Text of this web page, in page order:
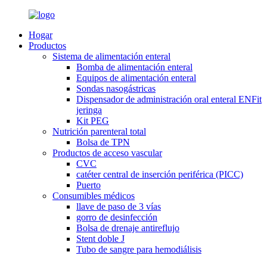
Hogar
Productos
Sistema de alimentación enteral
Bomba de alimentación enteral
Equipos de alimentación enteral
Sondas nasogástricas
Dispensador de administración oral enteral ENFit
jeringa
Kit PEG
Nutrición parenteral total
Bolsa de TPN
Productos de acceso vascular
CVC
catéter central de inserción periférica (PICC)
Puerto
Consumibles médicos
llave de paso de 3 vías
gorro de desinfección
Bolsa de drenaje antireflujo
Stent doble J
Tubo de sangre para hemodiálisis